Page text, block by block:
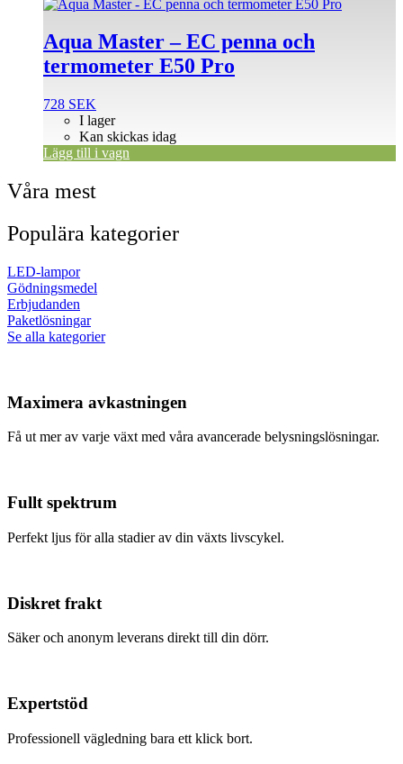
Aqua Master – EC penna och
termometer E50 Pro
728 SEK
I lager
Kan skickas idag
Lägg till i vagn
Våra mest
Populära kategorier
LED-lampor
Gödningsmedel
Erbjudanden
Paketlösningar
Se alla kategorier
Maximera avkastningen
Få ut mer av varje växt med våra avancerade belysningslösningar.
Fullt spektrum
Perfekt ljus för alla stadier av din växts livscykel.
Diskret frakt
Säker och anonym leverans direkt till din dörr.
Expertstöd
Professionell vägledning bara ett klick bort.